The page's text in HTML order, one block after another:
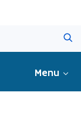
Menu